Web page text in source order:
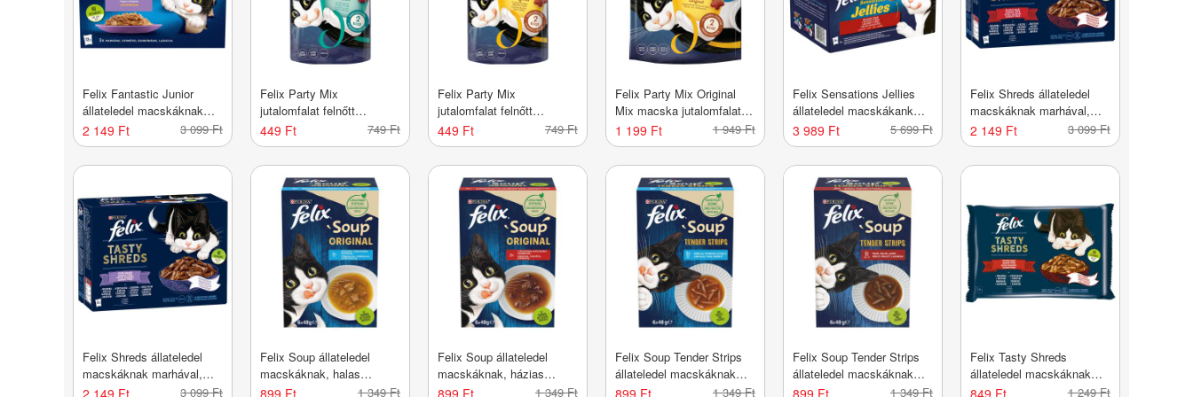
Felix Fantastic Junior
állateledel macskáknak
vegyes válogatás 12*85 g
- 1020 g
2 149 Ft 3 099 Ft
Felix Party Mix
jutalomfalat felnőtt
macskáknak, ocean mix -
60 g
449 Ft 749 Ft
Felix Party Mix
jutalomfalat felnőtt
macskáknak, original mix -
60 g
449 Ft 749 Ft
Felix Party Mix Original
Mix macska jutalomfalat -
200 g
1 199 Ft 1 949 Ft
Felix Sensations Jellies
állateledel macskákank
házias válogatás 24x85 g -
2040 g
3 989 Ft 5 699 Ft
Felix Shreds állateledel
macskáknak marhával,
csirkével, kacsával és
pulykával 12x80 g - 960 g
2 149 Ft 3 099 Ft
Felix Shreds állateledel
macskáknak marhával,
csirkével, lazaccal és
2 149 Ft 3 099 Ft
Felix Soup állateledel
macskáknak, halas
válogatás 6x48g - 288 g
899 Ft 1 349 Ft
Felix Soup állateledel
macskáknak, házias
válogatás 6x48g - 288 g
899 Ft 1 349 Ft
Felix Soup Tender Strips
állateledel macskáknak
halas válogatás 6x48 g -
899 Ft 1 349 Ft
Felix Soup Tender Strips
állateledel macskáknak
házias válogatás 6x48 g -
899 Ft 1 349 Ft
Felix Tasty Shreds
állateledel macskáknak
marhával és csirkével
849 Ft 1 249 Ft